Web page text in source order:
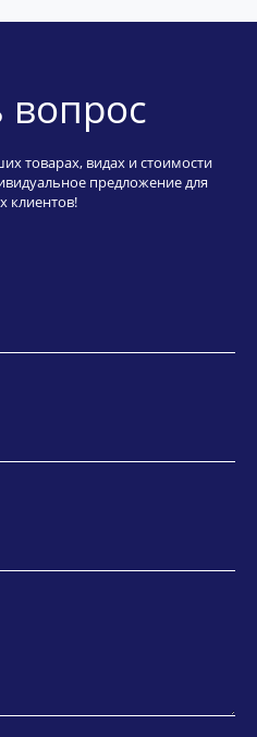
вопрос
товарах, видах и стоимости
предложение для
клиентов!